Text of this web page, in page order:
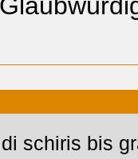
schiris bis